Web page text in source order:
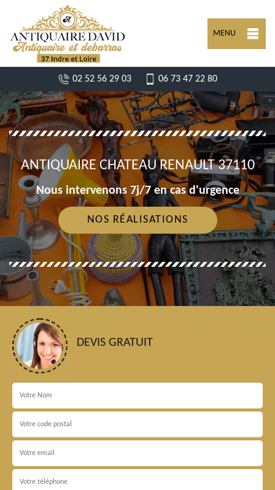
MENU
02 52 56 29 03 06 73 47 22 80
ANTIQUAIRE CHATEAU RENAULT 37110
Nous intervenons 7j/7 en cas d'urgence
NOS RÉALISATIONS
DEVIS GRATUIT